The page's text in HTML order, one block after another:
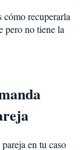
recuperarla
pero no tiene la
en tu caso